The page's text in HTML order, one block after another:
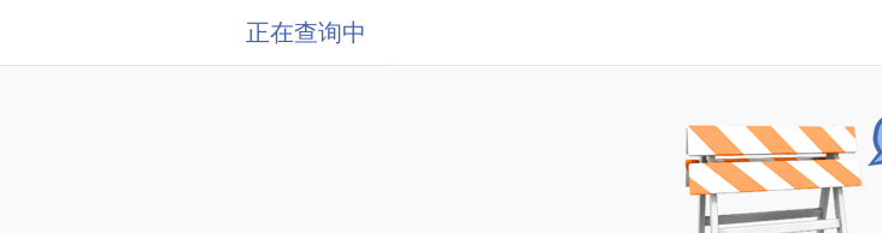
正在查询中